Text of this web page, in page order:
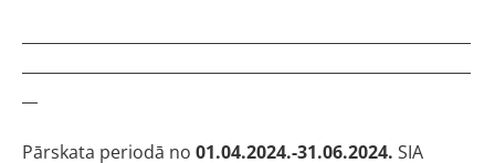
Pārskata periodā no 01.04.2024.-31.06.2024. SIA